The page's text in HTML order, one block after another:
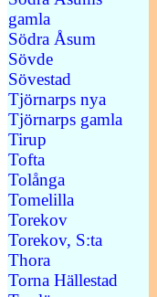
gamla
Södra Åsum
Sövde
Sövestad
Tjörnarps nya
Tjörnarps gamla
Tirup
Tofta
Tolånga
Tomelilla
Torekov
Torekov, S:ta
Thora
Torna Hällestad